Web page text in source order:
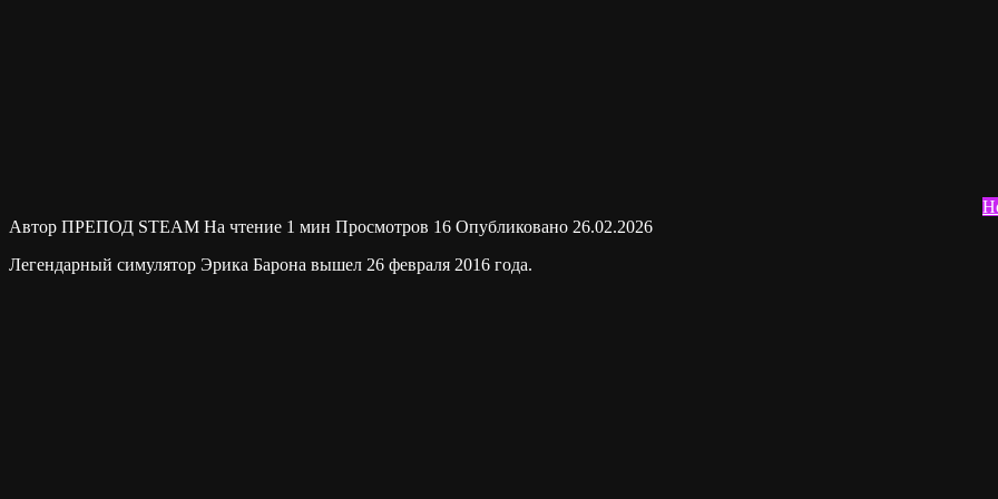
Автор ПРЕПОД STEAM На чтение 1 мин Просмотров 16 Опубликовано 26.02.2026
Легендарный симулятор Эрика Барона вышел 26 февраля 2016 года.